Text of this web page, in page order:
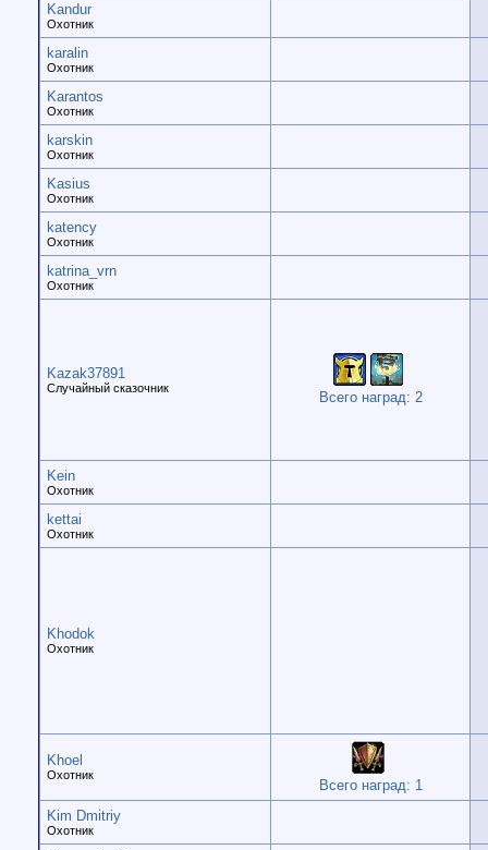
Kandur
Охотник
karalin
Охотник
Karantos
Охотник
karskin
Охотник
Kasius
Охотник
katency
Охотник
katrina_vrn
Охотник
Kazak37891
Случайный сказочник
Всего наград: 2
Kein
Охотник
kettai
Охотник
Khodok
Охотник
Khoel
Охотник
Всего наград: 1
Kim Dmitriy
Охотник